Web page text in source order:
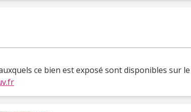
ce bien est exposé sont disponibles sur